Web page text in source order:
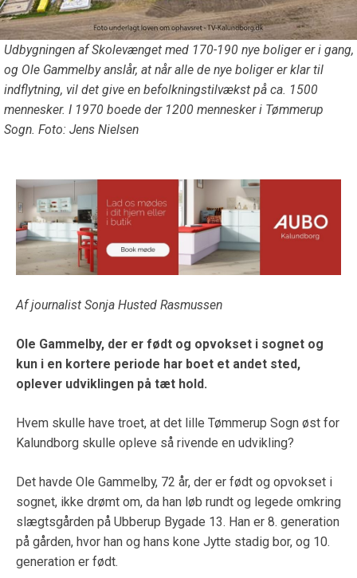
Udbygningen af Skolevænget med 170-190 nye boliger er i gang,
og Ole Gammelby anslår, at når alle de nye boliger er klar til
indflytning, vil det give en befolkningstilvækst på ca. 1500
mennesker. I 1970 boede der 1200 mennesker i Tømmerup
Sogn. Foto: Jens Nielsen
Af journalist Sonja Husted Rasmussen
Ole Gammelby, der er født og opvokset i sognet og
kun i en kortere periode har boet et andet sted,
oplever udviklingen på tæt hold.
Hvem skulle have troet, at det lille Tømmerup Sogn øst for
Kalundborg skulle opleve så rivende en udvikling?
Det havde Ole Gammelby, 72 år, der er født og opvokset i
sognet, ikke drømt om, da han løb rundt og legede omkring
slægtsgården på Ubberup Bygade 13. Han er 8. generation
på gården, hvor han og hans kone Jytte stadig bor, og 10.
generation er født.